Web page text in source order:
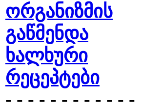
ორგანიზმის
გაწმენდა
ხალხური
რეცეპტები
- - - - - - - - - - - -